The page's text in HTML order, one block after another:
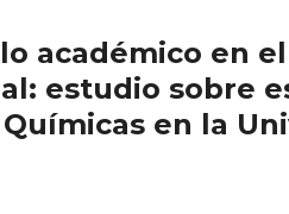
académico en
estudio sobre
Químicas en la